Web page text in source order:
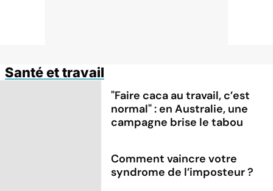
Santé et travail
"Faire caca au travail, c’est
normal" : en Australie, une
campagne brise le tabou
Comment vaincre votre
syndrome de l’imposteur ?